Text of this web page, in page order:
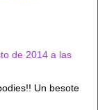
de 2014 a las
Un besote